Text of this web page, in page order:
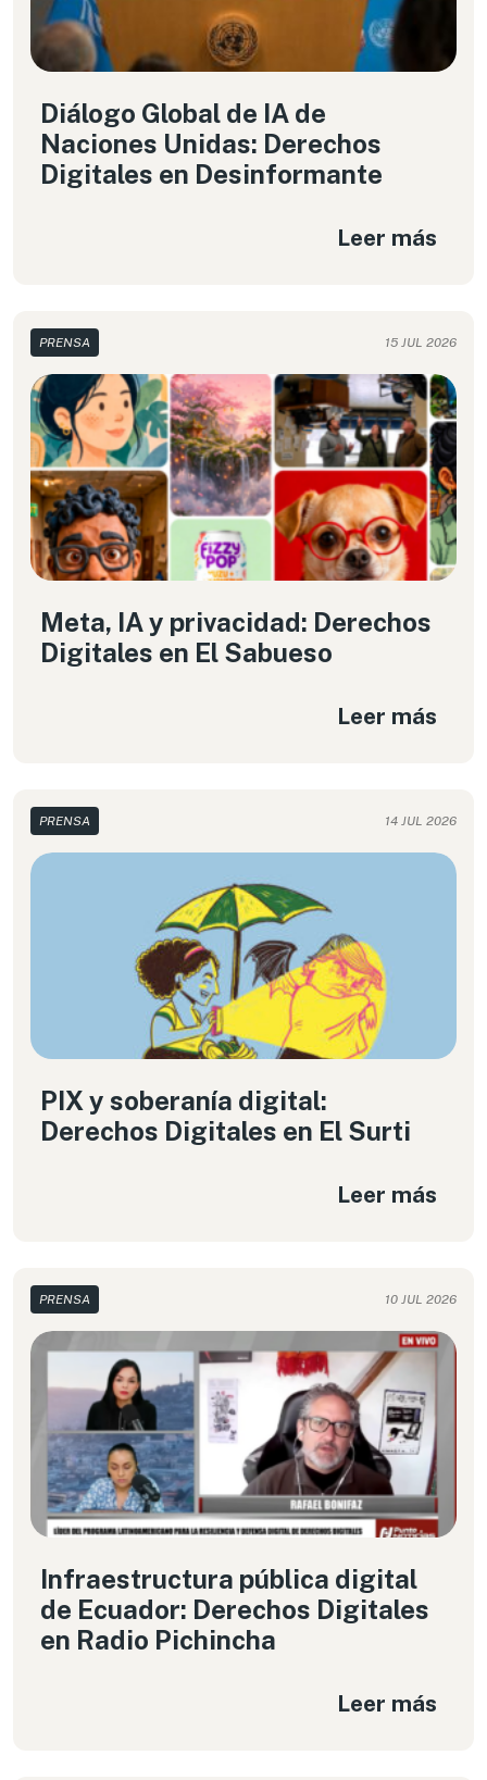
Diálogo Global de IA de
Naciones Unidas: Derechos
Digitales en Desinformante
Leer más
PRENSA 15 JUL 2026
Meta, IA y privacidad: Derechos
Digitales en El Sabueso
Leer más
PRENSA 14 JUL 2026
PIX y soberanía digital:
Derechos Digitales en El Surti
Leer más
PRENSA 10 JUL 2026
Infraestructura pública digital
de Ecuador: Derechos Digitales
en Radio Pichincha
Leer más